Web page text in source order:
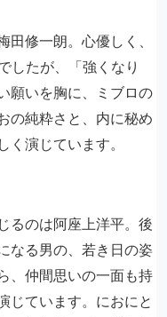
修一朗。心優しく、
したが、「強くなり
願いを胸に、ミブロの
の純粋さと、内に秘め
演じています。
るのは阿座上洋平。後
なる男の、若き日の姿
、仲間思いの一面も持
じています。におにと